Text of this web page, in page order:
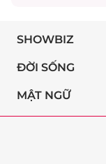
SHOWBIZ
ĐỜI SỐNG
MẬT NGỮ